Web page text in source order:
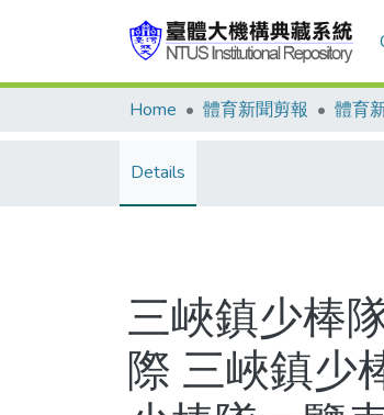
Home 體育新聞剪報 體育
Details
三峽鎮少棒
際 三峽鎮少